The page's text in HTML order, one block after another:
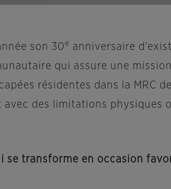
son 30e anniversaire
qui assure une
résidentes dans la MRC
avec des limitations physiques
se transforme en occasion